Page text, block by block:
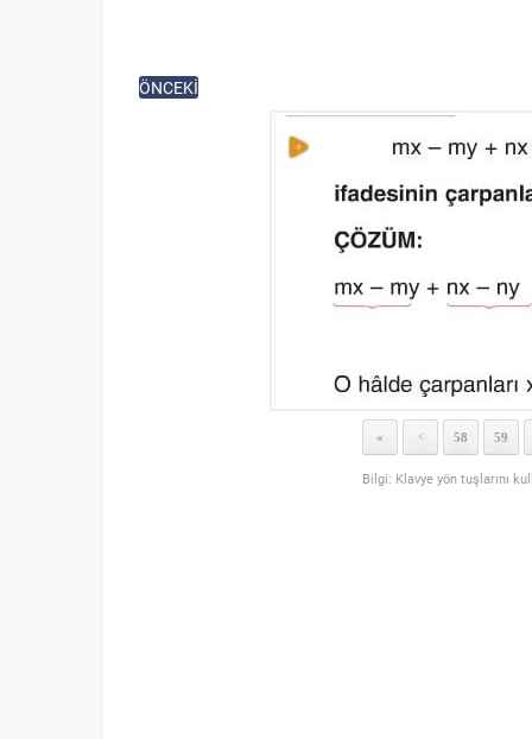
ÖNCEKİ
« < 58 59
Bilgi: Klavye yön tuşlarını